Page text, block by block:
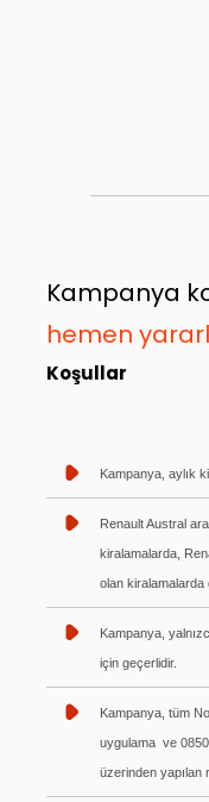
Kampanya
hemen
Koşullar
Kampanya, aylık
Renault Austral
kiralamalarda,
olan kiralamalarda
Kampanya,
için geçerlidir.
Kampanya, tüm
uygulama ve
üzerinden yapılan